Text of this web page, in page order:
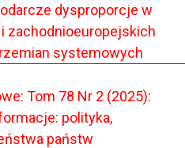
dysproporcje w
zachodnioeuropejskich
systemowych
Tom 78 Nr 2 (2025):
polityka,
państw